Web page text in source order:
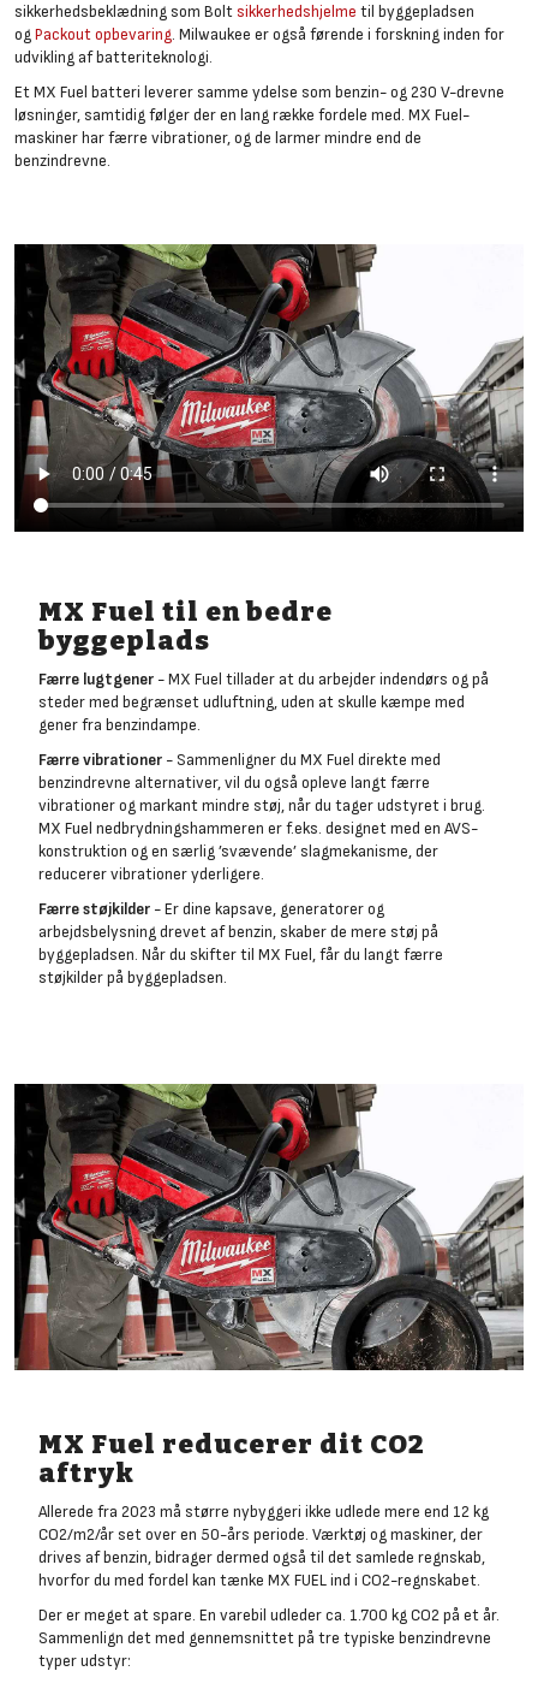
sikkerhedsbeklædning som Bolt sikkerhedshjelme til byggepladsen
ogPackout opbevaring. Milwaukee er også førende i forskning inden for
udvikling af batteriteknologi.
Et MX Fuel batteri leverer samme ydelse som benzin- og 230 V-drevne
løsninger, samtidig følger der en lang række fordele med. MX Fuel-
maskiner har færre vibrationer, og de larmer mindre end de
benzindrevne.
MX Fuel til en bedre
byggeplads
Færre lugtgener - MX Fuel tillader at du arbejder indendørs og på
steder med begrænset udluftning, uden at skulle kæmpe med
gener fra benzindampe.
Færre vibrationer - Sammenligner du MX Fuel direkte med
benzindrevne alternativer, vil du også opleve langt færre
vibrationer og markant mindre støj, når du tager udstyret i brug.
MX Fuel nedbrydningshammeren er f.eks. designet med en AVS-
konstruktion og en særlig ’svævende’ slagmekanisme, der
reducerer vibrationer yderligere.
Færre støjkilder - Er dine kapsave, generatorer og
arbejdsbelysning drevet af benzin, skaber de mere støj på
byggepladsen. Når du skifter til MX Fuel, får du langt færre
støjkilder på byggepladsen.
MX Fuel reducerer dit CO2
aftryk
Allerede fra 2023 må større nybyggeri ikke udlede mere end 12 kg
CO2/m2/år set over en 50-års periode. Værktøj og maskiner, der
drives af benzin, bidrager dermed også til det samlede regnskab,
hvorfor du med fordel kan tænke MX FUEL ind i CO2-regnskabet.
Der er meget at spare. En varebil udleder ca. 1.700 kg CO2 på et år.
Sammenlign det med gennemsnittet på tre typiske benzindrevne
typer udstyr: